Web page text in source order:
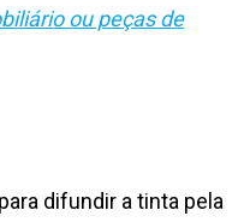
ou peças de
difundir a tinta pela